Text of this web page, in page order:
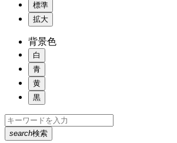
標準
拡大
背景色
白
青
黄
黒
search検索